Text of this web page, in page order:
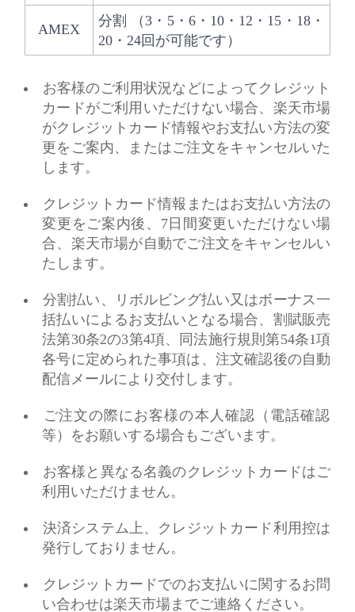
AMEX
分割 （3・5・6・10・12・15・18・
20・24回が可能です）
お客様のご利用状況などによってクレジット
カードがご利用いただけない場合、楽天市場
がクレジットカード情報やお支払い方法の変
更をご案内、またはご注文をキャンセルいた
します。
クレジットカード情報またはお支払い方法の
変更をご案内後、7日間変更いただけない場
合、楽天市場が自動でご注文をキャンセルい
たします。
分割払い、リボルビング払い又はボーナス一
括払いによるお支払いとなる場合、割賦販売
法第30条2の3第4項、同法施行規則第54条1項
各号に定められた事項は、注文確認後の自動
配信メールにより交付します。
ご注文の際にお客様の本人確認（電話確認
等）をお願いする場合もございます。
お客様と異なる名義のクレジットカードはご
利用いただけません。
決済システム上、クレジットカード利用控は
発行しておりません。
クレジットカードでのお支払いに関するお問
い合わせは楽天市場までご連絡ください。